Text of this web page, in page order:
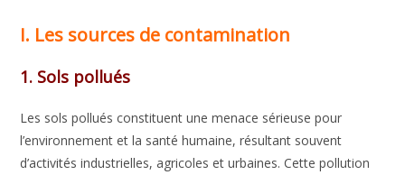
I. Les sources de contamination
1. Sols pollués
Les sols pollués constituent une menace sérieuse pour
l’environnement et la santé humaine, résultant souvent
d’activités industrielles, agricoles et urbaines. Cette pollution